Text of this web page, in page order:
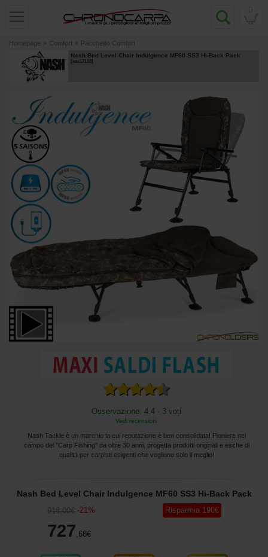
Homepage » Comfort » Pacchetto Comfort
Nash Bed Level Chair Indulgence MF60 SS3 Hi-Back Pack
[esc17103]
Osservazione: 4.4 - 3 voti
Vedi recensioni
Nash Tackle è un marchio la cui reputazione è ben consolidata! Pioniere nel
campo del "Carp Fishing" da oltre 30 anni, progetta prodotti originali e esche di
qualità per carpisti esigenti che vogliono solo il meglio!
Nash Bed Level Chair Indulgence MF60 SS3 Hi-Back Pack
918,00€ -21%
727 ,68€
Risparmia 190€